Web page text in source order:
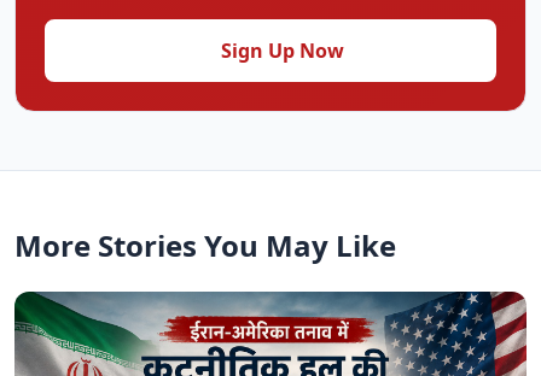
Sign Up Now
More Stories You May Like